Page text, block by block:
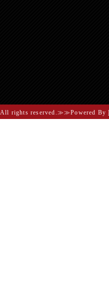
All rights reserved.≫≫Powered By